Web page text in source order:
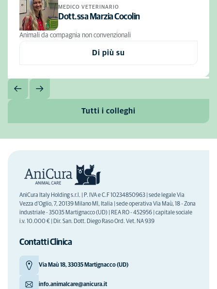
MEDICO VETERINARIO
Dott.ssa Marzia Cocolin
Animali da compagnia non convenzionali
Di più su
Tutti i colleghi
AniCura Italy Holding s.r.l. | P. IVA e C.F 10234850963 | sede legale Via
Vezza d'Oglio, 7, 20139 Milano MI, Italia | sede operativa Via Maù, 18 - Zona
industriale - 35035 Martignacco (UD) | REA RO - 452956 | capitale sociale
i.v. 10.000 € | Dir. San. Dott. Diego Raso Ord. Vet. NA 939
Contatti Clinica
Via Maù 18, 33035 Martignacco (UD)
info.animalcare@anicura.it